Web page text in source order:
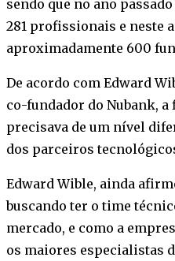
sendo que no ano
281 profissionais e neste
aproximadamente 600
De acordo com Edward
co-fundador do Nubank,
precisava de um nível
dos parceiros
Edward Wible, ainda
buscando ter o time
mercado, e como a
os maiores especialistas